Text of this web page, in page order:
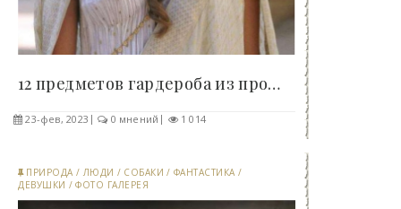
12 предметов гардероба из прошлого, об истинном..
23-фев, 2023 0 мнений 1 014
ПРИРОДА / ЛЮДИ / СОБАКИ / ФАНТАСТИКА /
ДЕВУШКИ /ФОТО ГАЛЕРЕЯ